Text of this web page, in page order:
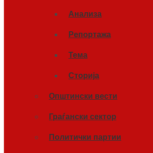
Анализа
Репортажа
Тема
Сторија
Општински вести
Граѓански сектор
Политички партии